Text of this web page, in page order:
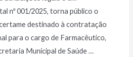
nº 001/2025, torna público o
destinado à contratação
para o cargo de Farmacêutico,
Municipal de Saúde …